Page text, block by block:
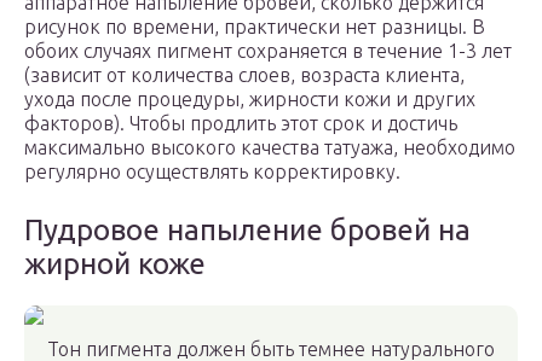
рисунок по времени, практически нет разницы. В
обоих случаях пигмент сохраняется в течение 1-3 лет
(зависит от количества слоев, возраста клиента,
ухода после процедуры, жирности кожи и других
факторов). Чтобы продлить этот срок и достичь
максимально высокого качества татуажа, необходимо
регулярно осуществлять корректировку.
Пудровое напыление бровей на
жирной коже
Тон пигмента должен быть темнее натурального